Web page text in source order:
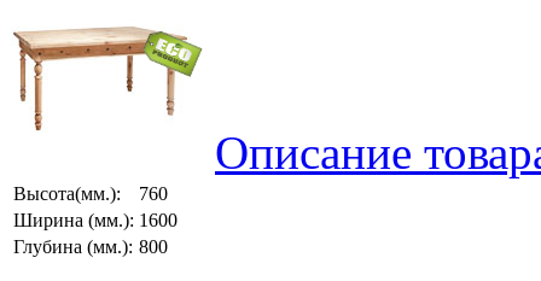
Описание
Высота(мм.):
760
Ширина (мм.): 1600
Глубина (мм.): 800